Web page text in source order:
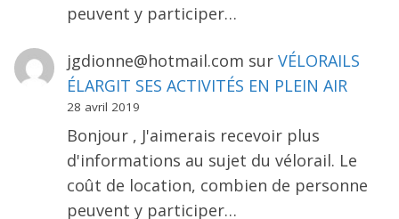
peuvent y participer…
jgdionne@hotmail.com sur VÉLORAILS
ÉLARGIT SES ACTIVITÉS EN PLEIN AIR
28 avril 2019
Bonjour , J'aimerais recevoir plus
d'informations au sujet du vélorail. Le
coût de location, combien de personne
peuvent y participer…